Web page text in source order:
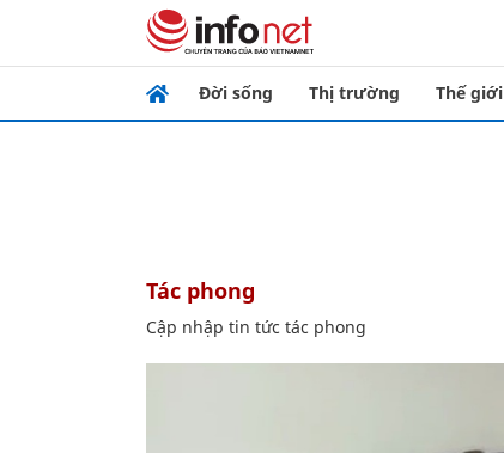
Đời sống Thị trường Thế giới
tác phong
Cập nhập tin tức tác phong